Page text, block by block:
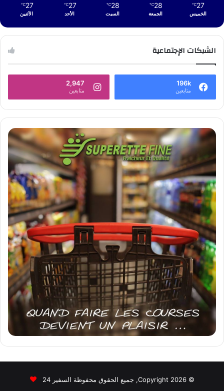
27
℃
الخميس
28
℃
الجمعة
28
℃
السبت
27
℃
الأحد
27
℃
الأثنين
الشبكات الإجتماعية
196k
متابعين
2,947
متابعين
© Copyright 2026, جميع الحقوق محفوظة السفير 24